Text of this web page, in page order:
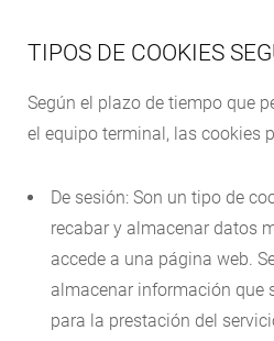
TIPOS DE COOKIES
Según el plazo de tiempo que
el equipo terminal, las cookies
De sesión: Son un tipo de
recabar y almacenar datos
accede a una página web.
almacenar información que
para la prestación del